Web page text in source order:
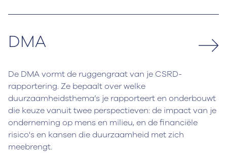
DMA
De DMA vormt de ruggengraat van je CSRD-
rapportering. Ze bepaalt over welke
duurzaamheidsthema’s je rapporteert en onderbouwt
die keuze vanuit twee perspectieven: de impact van je
onderneming op mens en milieu, en de financiële
risico's en kansen die duurzaamheid met zich
meebrengt.